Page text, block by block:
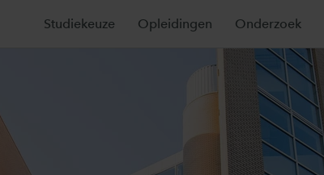
Studiekeuze Opleidingen Onderzoek